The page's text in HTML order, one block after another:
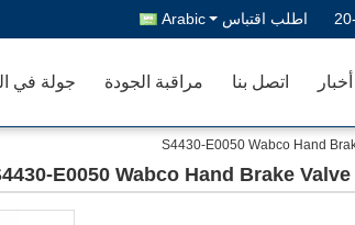
اطلب اقتباس Arabic
جولة في مراقبة الجودة اتصل بنا أخبار
S4430-E0050 Wabco Hand
E0050 Wabco Hand Brake